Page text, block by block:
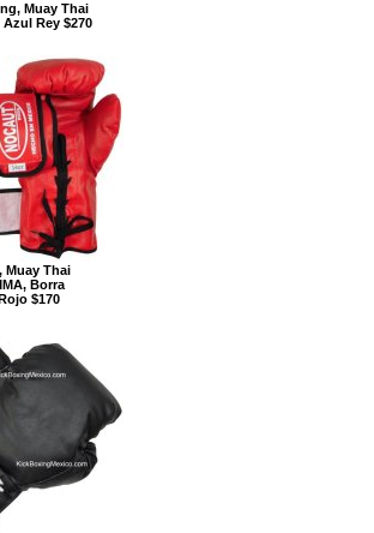
Muay Thai
Rey $270
Muay Thai
Borra
$170